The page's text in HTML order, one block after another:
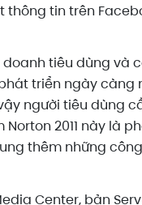
thông tin trên
tiêu dùng và
triển ngày càng
người tiêu dùng
2011 này là
thêm những
Center, bản